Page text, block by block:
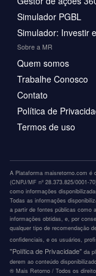
Simulador PGBL
Simulador: Investir
Sobre a MR
Quem somos
Trabalhe Conosco
Contato
Política de
Termos de uso
A Plataforma maisretorno.com é
(CNPJ/MF nº 28.373.825/0001-
como informações
Todas as informações
a partir de fontes públicas como
informações obtidas, e, por
qualquer tipo de recomendação
confidenciais, e os usuários,
"Política de Privacidade" da
derem ao conteúdo
®️ Mais Retorno / Todos os